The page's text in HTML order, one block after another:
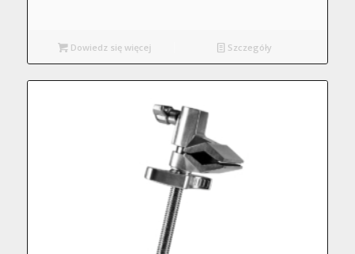
Dowiedz się więcej Szczegóły